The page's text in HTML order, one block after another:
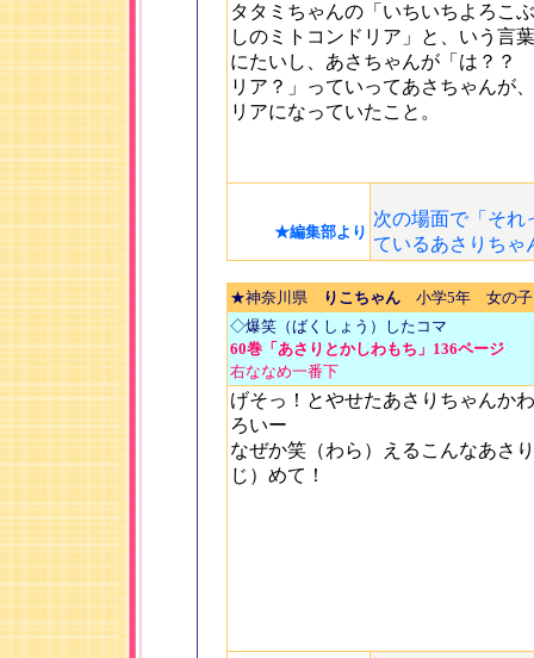
タタミちゃんの「いちいちよろこ
しのミトコンドリア」と、いう言
にたいし、あさちゃんが「は？？
リア？」っていってあさちゃんが
リアになっていたこと。
★編集部より
次の場面で「それ
ているあさりちゃ
★神奈川県 りこちゃん小学5年 女の子
◇爆笑（ばくしょう）したコマ
60巻「あさりとかしわもち」136ページ
右ななめ一番下
げそっ！とやせたあさりちゃんか
ろいー
なぜか笑（わら）えるこんなあさ
じ）めて！